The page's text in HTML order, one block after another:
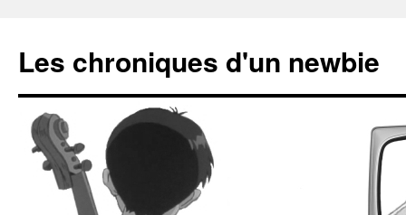
Les chroniques d'un newbie